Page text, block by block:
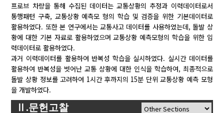
프로브 차량을 통해 수집된 데이터는 교통상황의 추정과 이력데이터로서
통행패턴 구축, 교통상황 예측모 형의 학습 및 검증을 위한 기본데이터로
활용하였다. 또한 본 연구에서는 교통사고 데이터를 사용하였는데, 돌발 상
황에 대한 기본 자료로 활용하였으며 교통상황 예측모형의 학습을 위한 입
력데이터로 활용하였다.
과거 이력데이터를 활용하여 반복성 학습을 실시하였다. 실시간 데이터를
활용하여 반복성을 벗어난 교통 상황에 대한 인식을 학습하여, 최종적으로
돌발 상황 정보를 고려하여 1시간 후까지의 15분 단위 교통상황 예측 모형
을 개발하였다.
Ⅱ.문헌고찰